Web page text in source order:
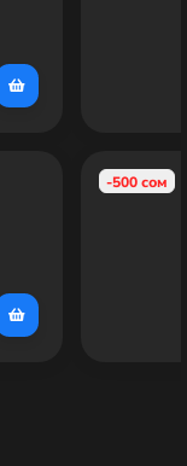
-500 сом